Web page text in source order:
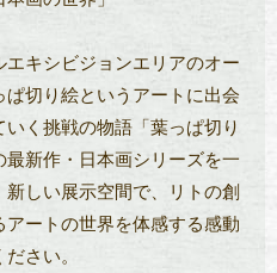
キシビジョンエリアのオー
切り絵というアートに出会
く挑戦の物語「葉っぱ切り
新作・日本画シリーズを一
しい展示空間で、リトの創
ートの世界を体感する感動
さい。